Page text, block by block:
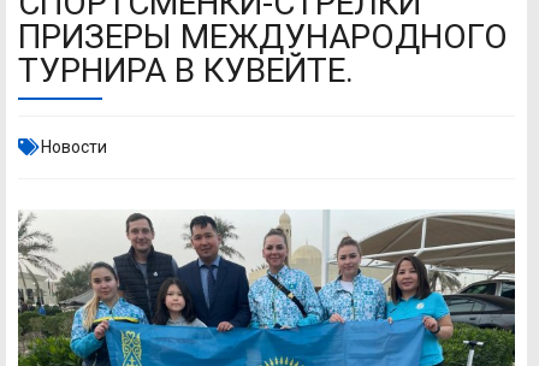
ПРИЗЕРЫ МЕЖДУНАРОДНОГО
ТУРНИРА В КУВЕЙТЕ.
Новости